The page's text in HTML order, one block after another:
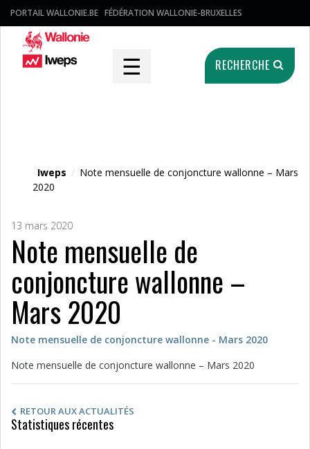
PORTAIL WALLONIE.BE FÉDÉRATION WALLONIE-BRUXELLES
☰ RECHERCHE
Iweps / Note mensuelle de conjoncture wallonne – Mars
2020
13 mars 2020
Note mensuelle de
conjoncture wallonne –
Mars 2020
Note mensuelle de conjoncture wallonne - Mars 2020
Note mensuelle de conjoncture wallonne – Mars 2020
RETOUR AUX ACTUALITÉS
Statistiques récentes